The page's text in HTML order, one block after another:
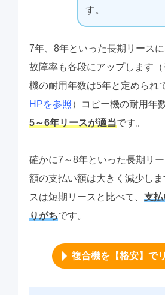
す。
7年、8年といった長期リース
故障率も各段にアップします
機の耐用年数は5年と定められ
HPを参照 ）コピー機の耐用年
5～6年リースが適当です。
確かに7～8年といった長期リ
額の支払い額は大きく減少し
スは短期リースと比べて、 支
りがちです。
複合機を【格安】で